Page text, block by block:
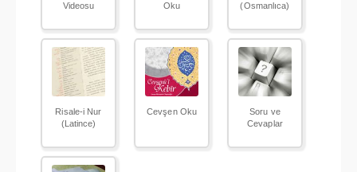
Videosu
Oku
(Osmanlıca)
Risale-i Nur
(Latince)
Cevşen Oku
Soru ve
Cevaplar